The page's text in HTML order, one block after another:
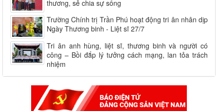
thương, sẻ chia sự sống
Trường Chính trị Trần Phú hoạt động tri ân nhân dịp
Ngày Thương binh - Liệt sĩ 27/7
Tri ân anh hùng, liệt sĩ, thương binh và người có
công – Bồi đắp lý tưởng cách mạng, lan tỏa trách
nhiệm